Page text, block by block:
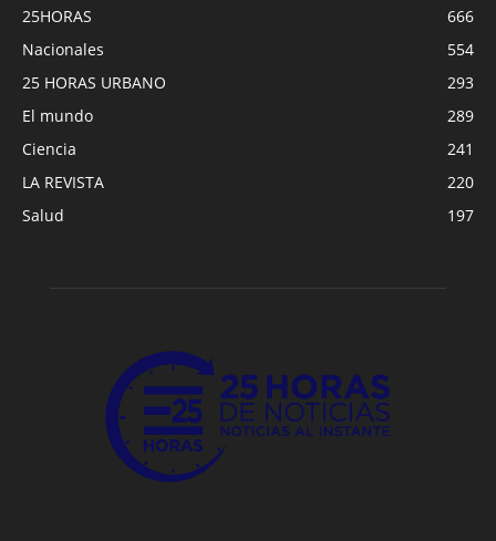
25HORAS
666
Nacionales
554
25 HORAS URBANO
293
El mundo
289
Ciencia
241
LA REVISTA
220
Salud
197